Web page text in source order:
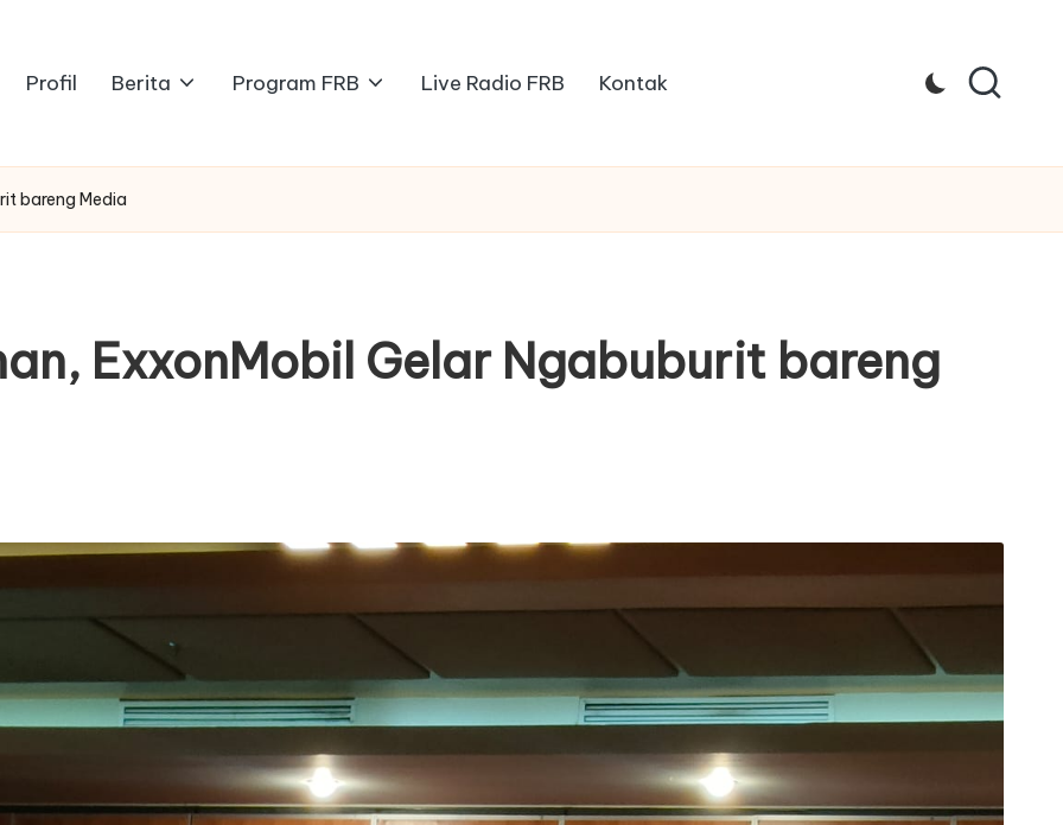
Profil Berita Program FRB Live Radio FRB Kontak
bareng Media
ExxonMobil Gelar Ngabuburit bareng